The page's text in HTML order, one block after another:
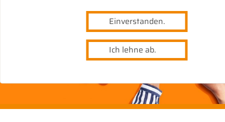
Einverstanden.
Ich lehne ab.